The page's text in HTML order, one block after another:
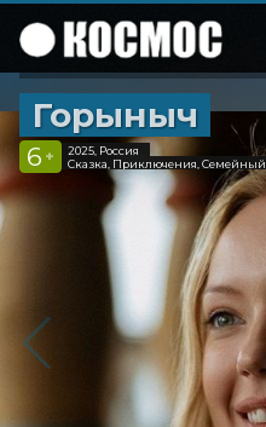
Горыныч
6 +
2025, Россия
Сказка, Приключения, Семейный